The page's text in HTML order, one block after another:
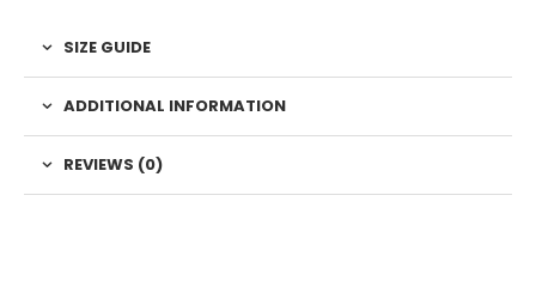
SIZE GUIDE
ADDITIONAL INFORMATION
REVIEWS (0)